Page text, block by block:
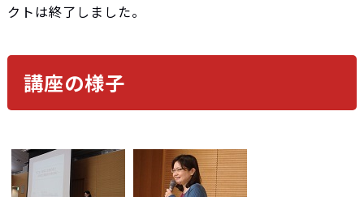
クトは終了しました。
講座の様子